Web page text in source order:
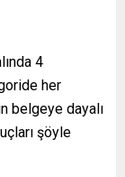
4
her
belgeye dayalı
şöyle